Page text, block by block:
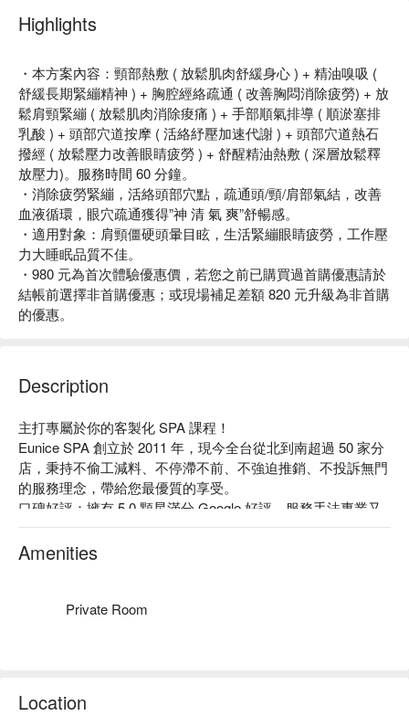
Highlights
・本方案內容：頸部熱敷 ( 放鬆肌肉舒緩身心 ) + 精油嗅吸 (
舒緩長期緊繃精神 ) + 胸腔經絡疏通 ( 改善胸悶消除疲勞) + 放
鬆肩頸緊繃 ( 放鬆肌肉消除痠痛 ) + 手部順氣排導 ( 順淤塞排
乳酸 ) + 頭部穴道按摩 ( 活絡紓壓加速代謝 ) + 頭部穴道熱石
撥經 ( 放鬆壓力改善眼睛疲勞 ) + 舒醒精油熱敷 ( 深層放鬆釋
放壓力)。服務時間 60 分鐘。
・消除疲勞緊繃，活絡頭部穴點，疏通頭/頸/肩部氣結，改善
血液循環，眼穴疏通獲得”神 清 氣 爽”舒暢感。
・適用對象：肩頸僵硬頭暈目眩，生活緊繃眼睛疲勞，工作壓
力大睡眠品質不佳。
・980 元為首次體驗優惠價，若您之前已購買過首購優惠請於
結帳前選擇非首購優惠；或現場補足差額 820 元升級為非首購
的優惠。
Description
主打專屬於你的客製化 SPA 課程！
Eunice SPA 創立於 2011 年，現今全台從北到南超過 50 家分
店，秉持不偷工減料、不停滯不前、不強迫推銷、不投訴無門
的服務理念，帶給您最優質的享受。
口碑好評：擁有 5.0 顆星滿分 Google 好評，服務手法專業又
親切、不推銷，針對客人的需求客製化專屬課程，且每人都擁
有一個獨立空間，環境很舒適，是個放鬆的好去處。
店家故事：將世界各地特色 SPA 課程引進台灣，創造出全然
Amenities
Private Room
Location